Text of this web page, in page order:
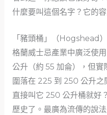
什麼要叫這個名字？它的
「豬頭桶」（Hogshead
格蘭威士忌產業中廣泛使
公升（約 55 加侖），但
圍落在 225 到 250 公升
直接叫它 250 公升桶就好
歷史了。最廣為流傳的說